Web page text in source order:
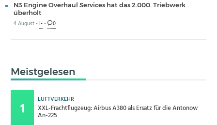
N3 Engine Overhaul Services hat das 2.000. Triebwerk
überholt
4 August - I-- 0
Meistgelesen
LUFTVERKEHR
XXL-Frachtflugzeug: Airbus A380 als Ersatz für die Antonow
An-225